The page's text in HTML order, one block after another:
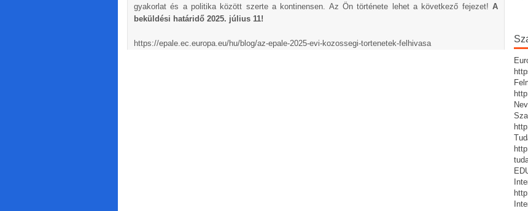
gyakorlat és a politika között szerte a kontinensen. Az Ön története lehet a következő fejezet! A
beküldési határidő 2025. július 11!
https://epale.ec.europa.eu/hu/blog/az-epale-2025-evi-kozossegi-tortenetek-felhivasa